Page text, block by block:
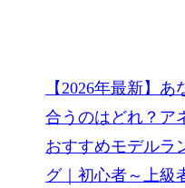
【2026年最新】あ
合うのはどれ？ア
おすすめモデルラ
グ｜初心者～上級